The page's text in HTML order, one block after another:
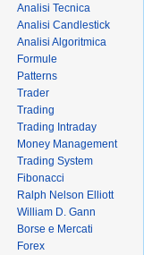
Analisi Tecnica
Analisi Candlestick
Analisi Algoritmica
Formule
Patterns
Trader
Trading
Trading Intraday
Money Management
Trading System
Fibonacci
Ralph Nelson Elliott
William D. Gann
Borse e Mercati
Forex